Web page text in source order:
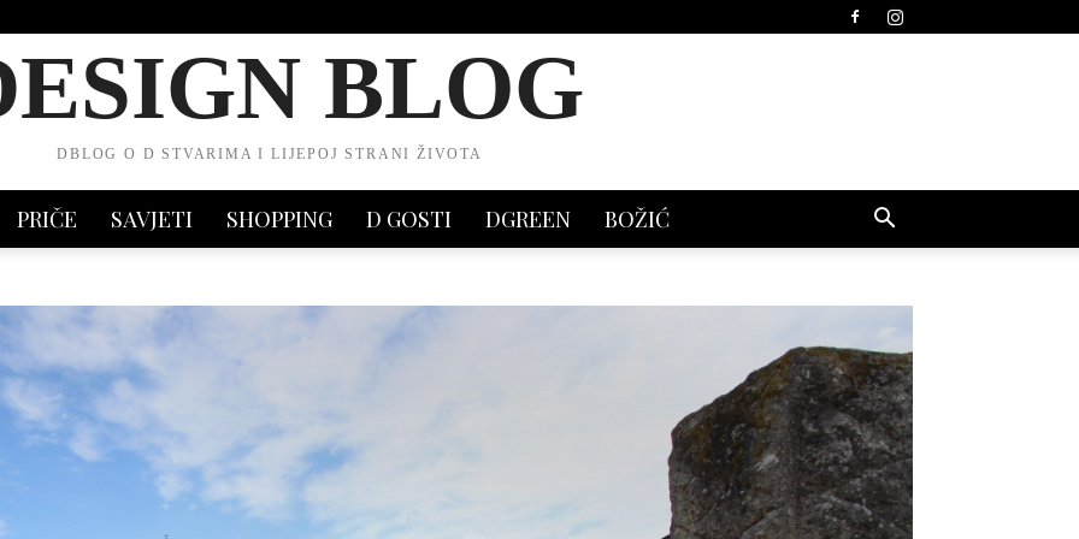
BLOG
DBLOG O D STVARIMA I LIJEPOJ STRANI ŽIVOTA
PRIČE SAVJETI SHOPPING D GOSTI DGREEN BOŽIĆ